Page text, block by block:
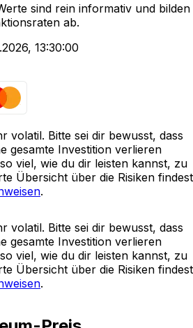
sind rein informativ und bilden
ab.
13:30:00
volatil. Bitte sei dir bewusst, dass
gesamte Investition verlieren
viel, wie du dir leisten kannst, zu
Übersicht über die Risiken findest
.
volatil. Bitte sei dir bewusst, dass
gesamte Investition verlieren
viel, wie du dir leisten kannst, zu
Übersicht über die Risiken findest
.